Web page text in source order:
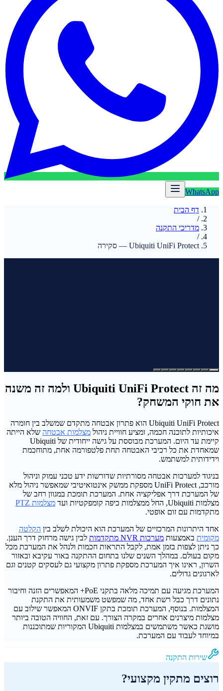
WhatsApp
דף הבית
/
מדריכי התקנה
/
Ubiquiti UniFi Protect — סקירה
מה זה Ubiquiti UniFi Protect ולמה זה משנה
את חוקי המשחק?
Ubiquiti UniFi Protect הוא פתרון אבטחה מתקדם שמשלב בין חומרה
איכותיות לתוכנה חכמה, ומציע חוויית ניהול מצלמות אבטחה שלא הייתה
קיימת עד היום. המערכת מבוססת על גישה ייחודית של Ubiquiti
שמאחדת את כל רכיבי האבטחה תחת פלטפורמה אחת, מתוחכמת
וידידותית למשתמש.
בניגוד למערכות אבטחה מסורתיות שדורשות ידע טכני עמוק וניהול
מורכב, UniFi Protect מספקת ממשק אינטואיטיבי שמאפשר ניהול מלא
של המערכת דרך אפליקציה אחת. המערכת תומכת במגוון רחב של
מצלמות Ubiquiti, החל ממצלמות כיפה קומפקטיות ועד
מצלמות PTZ
מתקדמות עם זום אופטי.
אחד היתרונות המרכזיים של המערכת הוא היכולת לשלב בין הקלטה
מקומית באמצעות מערכות NVR מתקדמות
לבין גישה מרחוק דרך הענן.
כך ניתן לצפות בזמן אמת, לקבל התראות חכמות ולנהל את המערכת מכל
מקום בעולם. במהלך השנים שלנו בתחום ההתקנה באור עקיבא ובאזור
השרון, ראינו איך המערכת מספקת פתרון מקצועי גם לעסקים קטנים וגם
לארגונים גדולים.
המערכת מגיעה עם תמיכה מלאה בתקני PoE+ המאפשרים הזנה וחיבור
נתונים דרך כבל רשת אחד, מה שמפשט משמעותית את התקנת
המצלמות. בנוסף, המערכת תומכת בתקן ONVIF המאפשר שילוב עם
מצלמות מיצרנים אחרים במקרה הצורך. עם זאת, החוויה הטובה ביותר
מושגת כאשר משתמשים במצלמות Ubiquiti המקוריות שמתוכננות
במיוחד לעבוד עם המערכת.
שירות התקנה
רוצים מתקין מקצועי?